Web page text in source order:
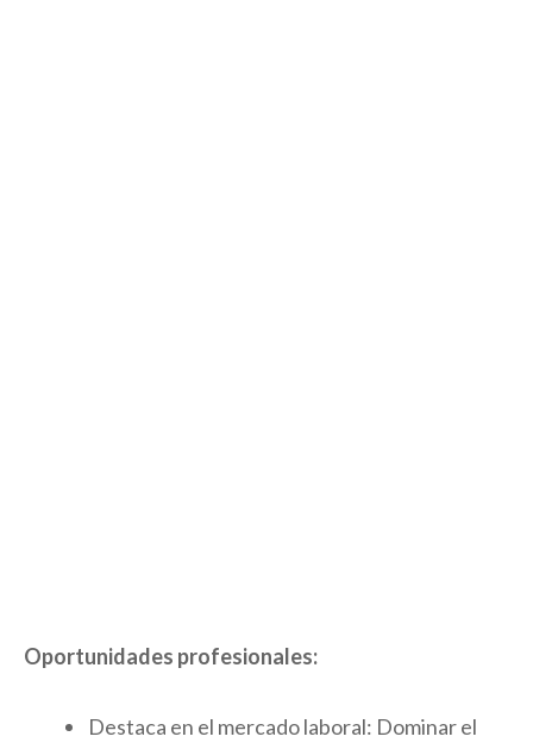
Oportunidades profesionales:
Destaca en el mercado laboral: Dominar el